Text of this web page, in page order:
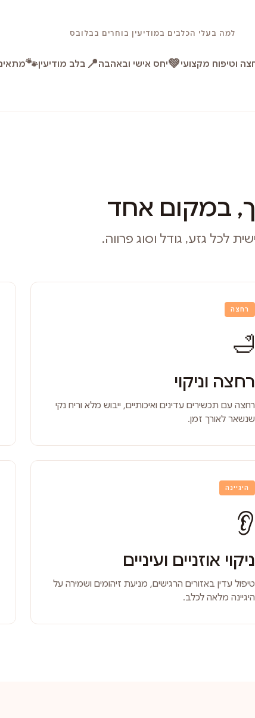
למה בעלי הכלבים במודיעין בוחרים בבלובס
וטיפוח מקצועי💚יחס אישי ובאהבה📍 בלב מודיעין🐾
במקום אחד
לכל גזע, גודל וסוג פרווה.
רחצה
🛁
רחצה וניקוי
רחצה עם תכשירים עדינים ואיכותיים, ייבוש מלא וריח נקי
שנשאר לאורך זמן.
היגיינה
👂
ניקוי אוזניים ועיניים
טיפול עדין באזורים הרגישים, מניעת זיהומים ושמירה על
היגיינה מלאה לכלב.